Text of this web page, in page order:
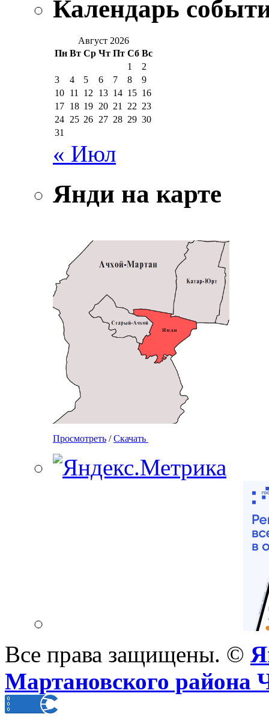
Календарь
Август 2026
Пн Вт Ср Чт Пт Сб Вс
1
2
3
4 5 6 7 8
9
10 11 12 13 14 15 16
17 18 19 20 21 22 23
24 25 26 27 28 29 30
31
« Июл
Янди на карте
Просмотреть /Скачать
Все права защищены. ©
Мартановского района